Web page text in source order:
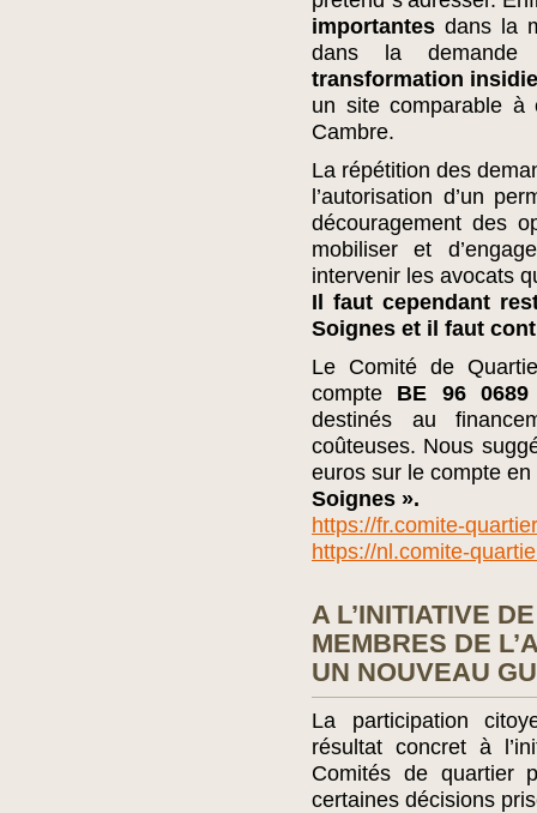
importantes dans la
dans la
transformation
un site comparable à
Cambre.
La répétition des
l’autorisation d’un
découragement des
mobiliser et
intervenir les avocats
Il faut cependant
Soignes et il faut
Le Comité de
compte BE 96 0689
destinés au
coûteuses. Nous
euros sur le compte
Soignes ».
https://fr.comite-
https://nl.comite-
A L’INITIATIVE
MEMBRES DE
UN NOUVEAU
La participation
résultat concret à
Comités de quartier
certaines décisions